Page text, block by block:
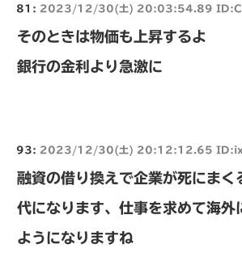
81: 2023/12/30(土) 20:03:54.89
そのときは物価も上昇するよ
銀行の金利より急激に
93: 2023/12/30(土) 20:12:12.65
融資の借り換えで企業が死にまく
代になります、仕事を求めて海外
ようになりますね